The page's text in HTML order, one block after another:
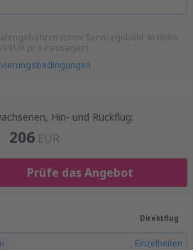
(ohne Servicegebühr in Höhe
EUR pro Passagier)
Hin- und Rückflug:
206 EUR
Prüfe das Angebot
Direktflug
Einzelheiten